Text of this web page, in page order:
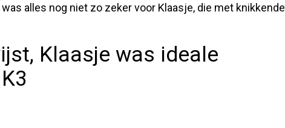
was alles nog niet zo zeker voor Klaasje, die met knikkende
Klaasje was ideale